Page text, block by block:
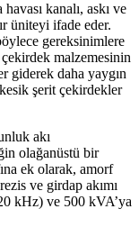
kanalı, askı ve
üniteyi ifade eder.
gereksinimlere
malzemesinin
giderek daha yaygın
şerit çekirdekler
akı
olağanüstü bir
ek olarak, amorf
ve girdap akımı
kHz) ve 500 kVA’ya